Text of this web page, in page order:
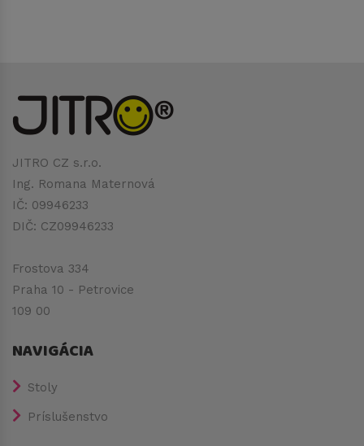
JITRO CZ s.r.o.
Ing. Romana Maternová
IČ: 09946233
DIČ: CZ09946233
Frostova 334
Praha 10 - Petrovice
109 00
NAVIGÁCIA
Stoly
Príslušenstvo